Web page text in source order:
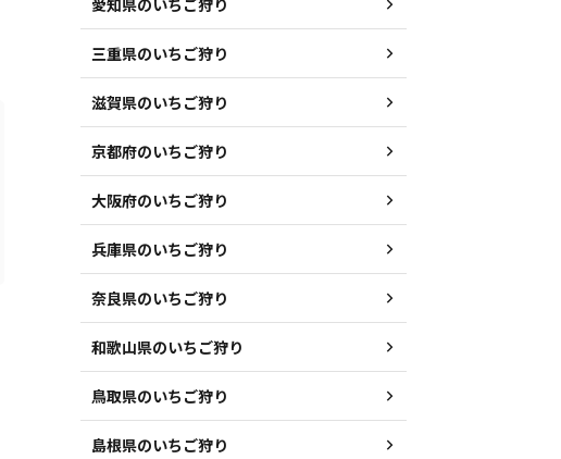
愛知県のいちご狩り
三重県のいちご狩り
滋賀県のいちご狩り
京都府のいちご狩り
大阪府のいちご狩り
兵庫県のいちご狩り
奈良県のいちご狩り
和歌山県のいちご狩り
鳥取県のいちご狩り
島根県のいちご狩り